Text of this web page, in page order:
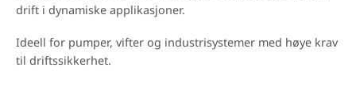
drift i dynamiske applikasjoner.
Ideell for pumper, vifter og industrisystemer med høye krav
til driftssikkerhet.